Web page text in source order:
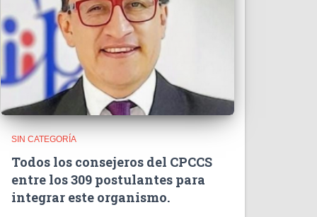
SIN CATEGORÍA
Todos los consejeros del CPCCS
entre los 309 postulantes para
integrar este organismo.